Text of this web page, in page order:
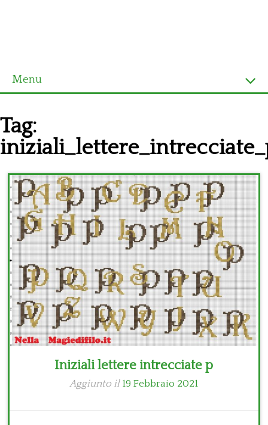
Menu
Ultimi schemi
Alfabeto
Bambini
Disney
Thun
Tag:
Iniziali lettere intrecciate p
Aggiunto il 19 Febbraio 2021